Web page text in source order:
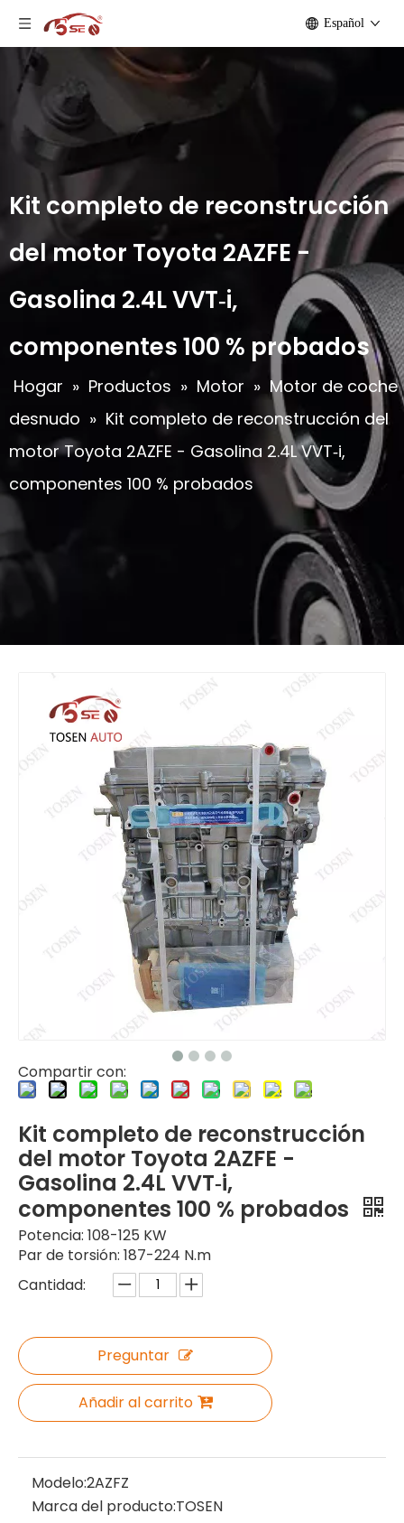
Español
Kit completo de reconstrucción
del motor Toyota 2AZFE -
Gasolina 2.4L VVT‑i,
componentes 100 % probados
Hogar » Productos » Motor » Motor de coche
desnudo » Kit completo de reconstrucción del
motor Toyota 2AZFE - Gasolina 2.4L VVT‑i,
componentes 100 % probados
Compartir con:
Kit completo de reconstrucción
del motor Toyota 2AZFE -
Gasolina 2.4L VVT‑i,
componentes 100 % probados
Potencia: 108-125 KW
Par de torsión: 187-224 N.m
Cantidad:
Preguntar
Añadir al carrito
Modelo:2AZFZ
Marca del producto:TOSEN